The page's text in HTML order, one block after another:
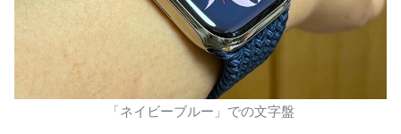
「ネイビーブルー」での文字盤